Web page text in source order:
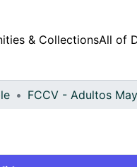
& CollectionsAll of